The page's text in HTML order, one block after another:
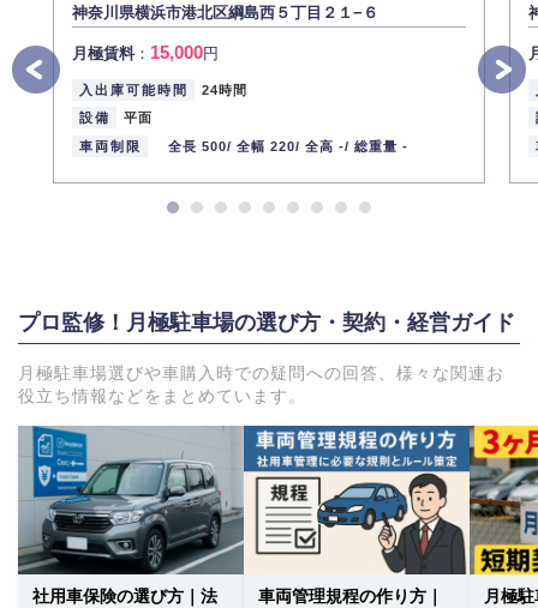
神奈川県横浜市港北区綱島西５丁目２１−６
月極賃料： 15,000円
入出庫可能時間
24時間
設備
平面
車両制限
全長 500/ 全幅 220/ 全高 -/ 総重量 -
プロ監修！月極駐車場の選び方・契約・経営ガイド
月極駐車場選びや車購入時での疑問への回答、様々な関連お
役立ち情報などをまとめています。
社用車保険の選び方｜法
車両管理規程の作り方｜
月極